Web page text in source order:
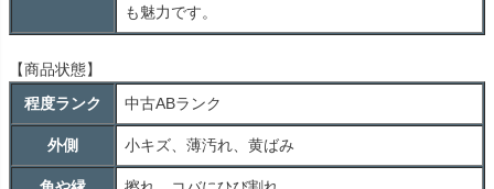
も魅力です。
【商品状態】
程度ランク
中古ABランク
外側 小キズ、薄汚れ、黄ばみ